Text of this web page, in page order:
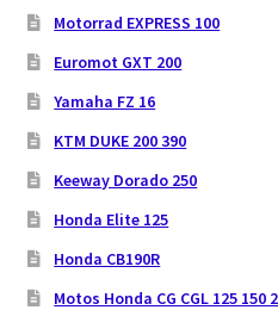
Motorrad EXPRESS 100
Euromot GXT 200
Yamaha FZ 16
KTM DUKE 200 390
Keeway Dorado 250
Honda Elite 125
Honda CB190R
Motos Honda CG CGL 125